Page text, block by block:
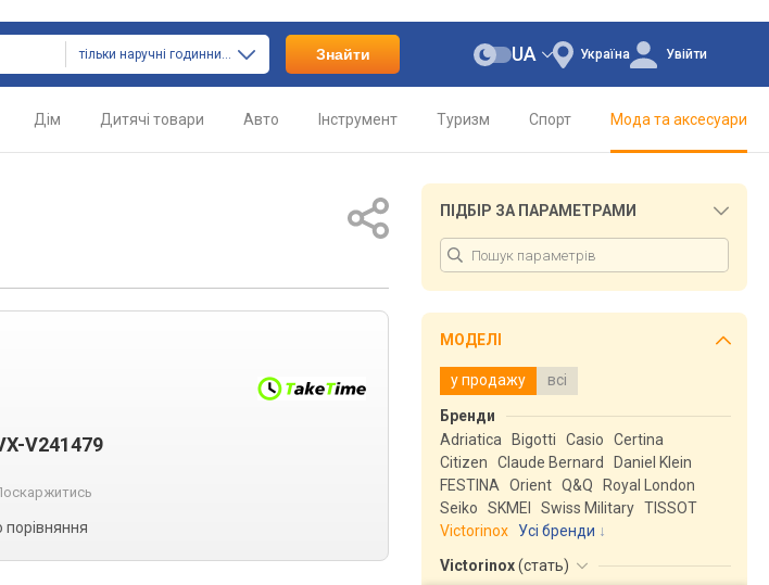
тільки наручні годинники Знайти Україна
UA Увійти
Дім Дитячі товари Авто Інструмент Туризм Спорт Мода та аксесуари
V241479
ПІДБІР ЗА ПАРАМЕТРАМИ
МОДЕЛІ
у продажу всі
Бренди
Adriatica
Bigotti Casio
Certina
Citizen
Claude Bernard
Daniel Klein
FESTINA
Orient Q&Q
Royal London
Seiko
SKMEI Swiss Military TISSOT
Victorinox
Усі бренди
Victorinox(стать)